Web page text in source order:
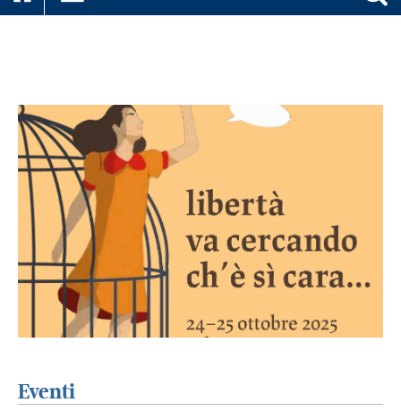
Eventi